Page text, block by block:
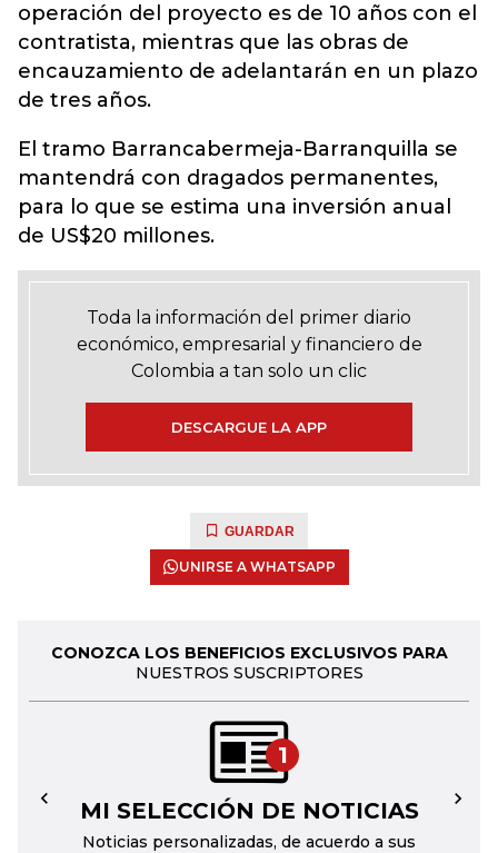
operación del proyecto es de 10 años con el
contratista, mientras que las obras de
encauzamiento de adelantarán en un plazo
de tres años.
El tramo Barrancabermeja-Barranquilla se
mantendrá con dragados permanentes,
para lo que se estima una inversión anual
de US$20 millones.
Toda la información del primer diario
económico, empresarial y financiero de
Colombia a tan solo un clic
DESCARGUE LA APP
GUARDAR
UNIRSE A WHATSAPP
CONOZCA LOS BENEFICIOS EXCLUSIVOS PARA
NUESTROS SUSCRIPTORES
1
MI SELECCIÓN DE NOTICIAS
Noticias personalizadas, de acuerdo a sus
← →